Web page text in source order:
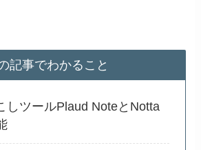
記事でわかること
しツールPlaud NoteとNotta